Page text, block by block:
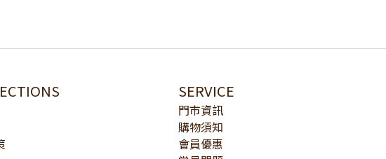
SERVICE
門市資訊
購物須知
會員優惠